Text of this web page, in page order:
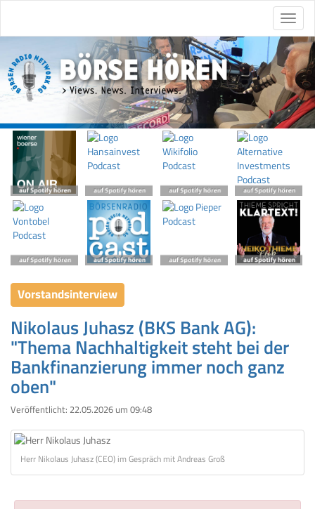
Vorstandsinterview
Nikolaus Juhasz (BKS Bank AG):
"Thema Nachhaltigkeit steht bei der
Bankfinanzierung immer noch ganz
oben"
Veröffentlicht: 22.05.2026 um 09:48
Herr Nikolaus Juhasz (CEO) im Gespräch mit Andreas Groß